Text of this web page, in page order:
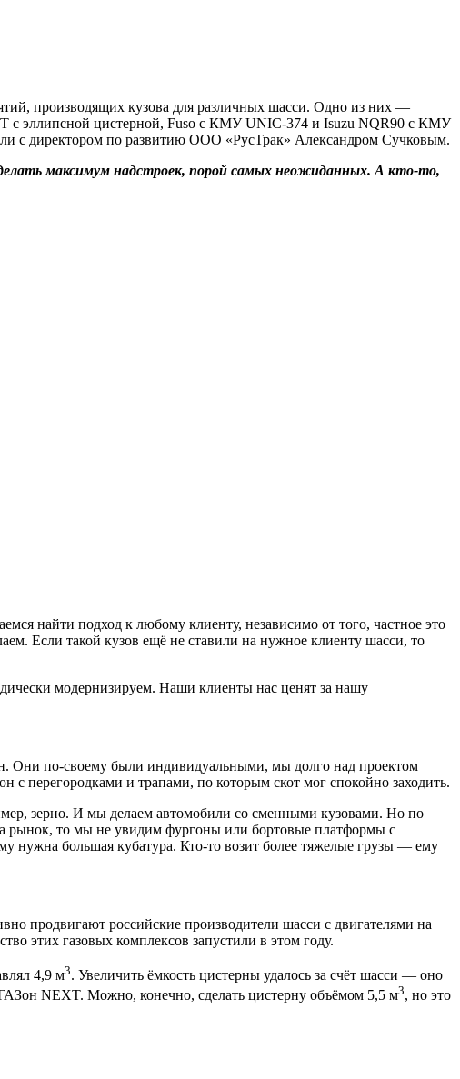
производящих кузова для различных шасси. Одно из них —
с эллипсной цистерной, Fuso с КМУ UNIC-374 и Isuzu NQR90 с КМУ
с директором по развитию ООО «РусТрак» Александром Сучковым.
максимум надстроек, порой самых неожиданных. А кто-то,
найти подход к любому клиенту, независимо от того, частное это
Если такой кузов ещё не ставили на нужное клиенту шасси, то
модернизируем. Наши клиенты нас ценят за нашу
Они по-своему были индивидуальными, мы долго над проектом
с перегородками и трапами, по которым скот мог спокойно заходить.
зерно. И мы делаем автомобили со сменными кузовами. Но по
рынок, то мы не увидим фургоны или бортовые платформы с
нужна большая кубатура. Кто-то возит более тяжелые грузы — ему
продвигают российские производители шасси с двигателями на
этих газовых комплексов запустили в этом году.
4,9 м3. Увеличить ёмкость цистерны удалось за счёт шасси — оно
NEXT. Можно, конечно, сделать цистерну объёмом 5,5 м3, но это